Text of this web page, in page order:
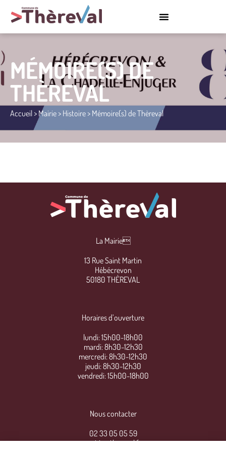
MÉMOIRE(S) DE
THÈREVAL
Accueil > Mairie > Histoire > Mémoire(s) de Thèreval
La Mairie
13 Rue Saint Martin
Hébécrevon
50180 THÈREVAL
Horaires d’ouverture
lundi: 15h00-18h00
mardi: 8h30-12h30
mercredi: 8h30-12h30
jeudi: 8h30-12h30
vendredi: 15h00-18h00
Nous contacter
02 33 05 05 59
mairie@thereval.fr